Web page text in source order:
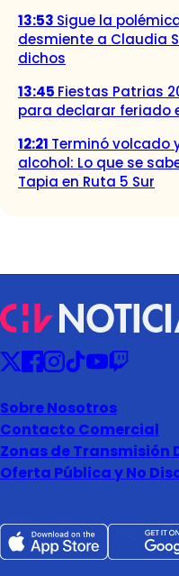
13:53 Sigue la
desmiente a Claudia
dichos
13:45 Fiestas Patrias
para declarar feriado
12:21 Terminó volcado
alcohol: Lo que se
Tapia en Ruta 5 Sur
Sobre Nosotros
Contacto Comercial
Zonas de Transmisión
Oferta Pública y No